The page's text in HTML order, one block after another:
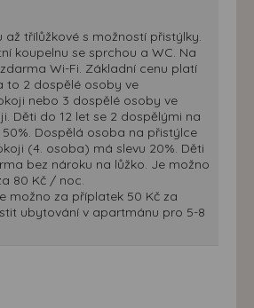
až třílůžkové s možností přistýlky.
koupelnu se sprchou a WC. Na
Wi-Fi. Základní cenu platí
to 2 dospělé osoby ve
nebo 3 dospělé osoby ve
Děti do 12 let se 2 dospělými na
Dospělá osoba na přistýlce
(4. osoba) má slevu 20%. Děti
bez nároku na lůžko. Je možno
80 Kč / noc.
možno za příplatek 50 Kč za
ubytování v apartmánu pro 5-8